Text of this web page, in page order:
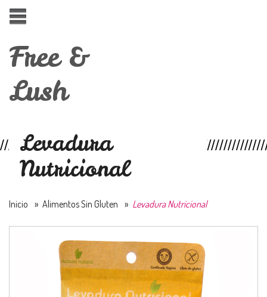
Free &
Lush
Levadura
Nutricional
Inicio » Alimentos Sin Gluten » Levadura Nutricional